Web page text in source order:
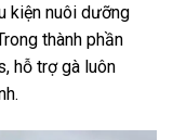
kiện nuôi dưỡng
thành phần
hỗ trợ gà luôn